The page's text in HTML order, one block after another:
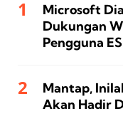
Microsoft
Dukungan
Pengguna
Mantap,
Akan Hadir